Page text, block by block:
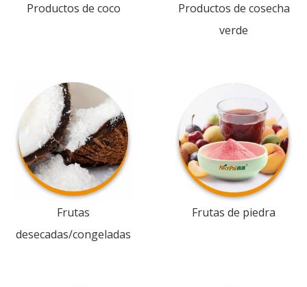
Productos de coco
Productos de cosecha
verde
Frutas
desecadas/congeladas
Frutas de piedra